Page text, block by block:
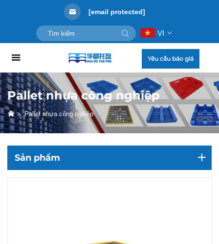
[email protected]
VI
Yêu cầu báo giá
Pallet nhựa công nghiệp
>Pallet nhựa công nghiệp
Sản phẩm